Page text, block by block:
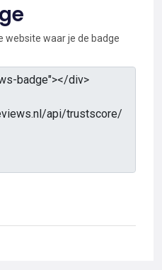
website waar je de badge